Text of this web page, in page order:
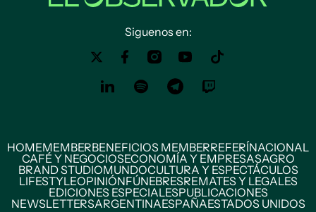
Siguenos en:
HOMEMEMBERBENEFICIOS MEMBERREFERÍNACIONAL
CAFÉ Y NEGOCIOSECONOMÍA Y EMPRESASAGRO
BRAND STUDIOMUNDOCULTURA Y ESPECTÁCULOS
LIFESTYLEOPINIÓNFÚNEBRESREMATES Y LEGALES
EDICIONES ESPECIALESPUBLICACIONES
NEWSLETTERSARGENTINAESPAÑAESTADOS UNIDOS